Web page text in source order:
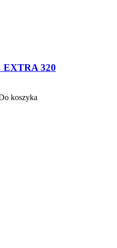
EXTRA 320
koszyka